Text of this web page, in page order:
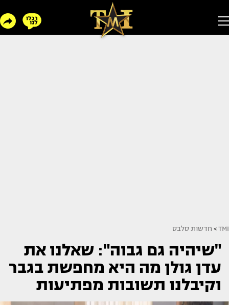
TMI
> חדשות סלבס
"שיהיה גם גבוה": שאלנו את
עדן גולן מה היא מחפשת בגבר
וקיבלנו תשובות מפתיעות